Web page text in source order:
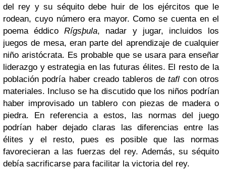
del rey y su séquito debe huir de los ejércitos que le
rodean, cuyo número era mayor. Como se cuenta en el
poema éddicoRígsþula, nadar y jugar, incluidos los
juegos de mesa, eran parte del aprendizaje de cualquier
niño aristócrata. Es probable que se usara para enseñar
liderazgo y estrategia en las futuras élites. El resto de la
población podría haber creado tableros detafl con otros
materiales. Incluso se ha discutido que los niños podrían
haber improvisado un tablero con piezas de madera o
piedra. En referencia a estos, las normas del juego
podrían haber dejado claras las diferencias entre las
élites y el resto, pues es posible que las normas
favorecieran a las fuerzas del rey. Además, su séquito
debía sacrificarse para facilitar la victoria del rey.